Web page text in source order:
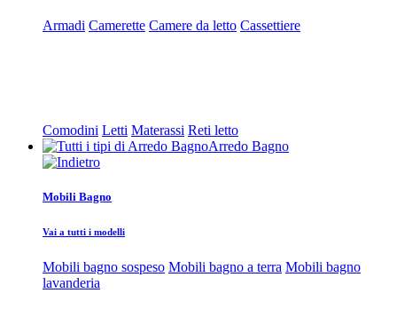
Armadi Camerette Camere da letto Cassettiere
Comodini Letti Materassi Reti letto
Arredo Bagno
Mobili Bagno
Vai a tutti i modelli
Mobili bagno sospeso Mobili bagno a terra Mobili bagno
lavanderia